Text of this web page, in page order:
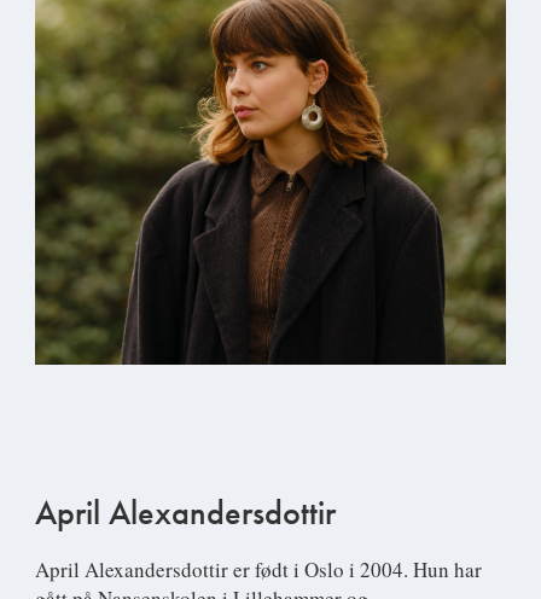
April Alexandersdottir
April Alexandersdottirer født i Oslo i 2004. Hun har